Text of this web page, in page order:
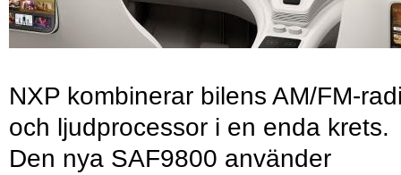
NXP kombinerar bilens AM/FM-
och ljudprocessor i en enda krets.
Den nya SAF9800 använder